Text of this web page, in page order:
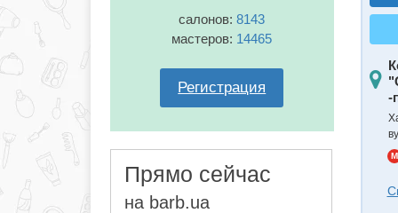
салонов:8143
мастеров: 14465
Регистрация
Прямо сейчас
на barb.ua
-
M